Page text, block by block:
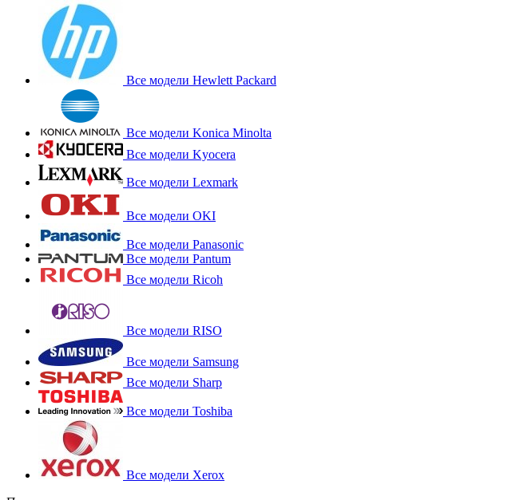
Все модели Hewlett Packard
Все модели Konica Minolta
Все модели Kyocera
Все модели Lexmark
Все модели OKI
Все модели Panasonic
Все модели Pantum
Все модели Ricoh
Все модели RISO
Все модели Samsung
Все модели Sharp
Все модели Toshiba
Все модели Xerox